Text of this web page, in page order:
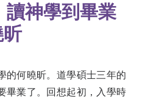
讀神學到畢業
的何曉昕。道學碩士三年的
畢業了。回想起初，入學時